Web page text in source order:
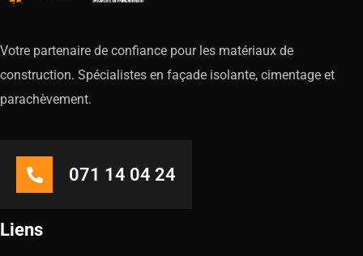
Votre partenaire de confiance pour les matériaux de
construction. Spécialistes en façade isolante, cimentage et
parachèvement.
071 14 04 24
Liens